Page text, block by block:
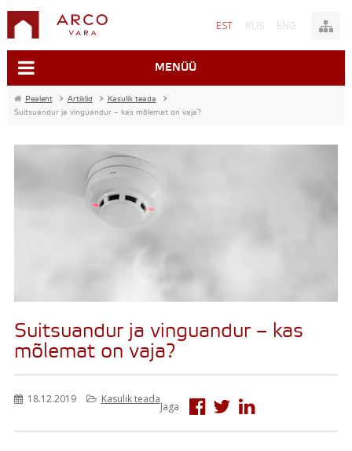
EST RUS ENG
MENÜÜ
Pealeht > Artiklid > Kasulik teada
>
Suitsuandur ja vinguandur – kas mõlemat on vaja?
Suitsuandur ja vinguandur – kas
mõlemat on vaja?
18.12.2019 Kasulik teada
Jaga